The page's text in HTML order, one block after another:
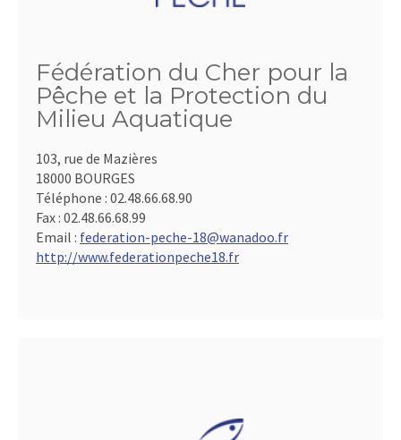
Fédération du Cher pour la
Pêche et la Protection du
Milieu Aquatique
103, rue de Mazières
18000 BOURGES
Téléphone : 02.48.66.68.90
Fax : 02.48.66.68.99
Email : federation-peche-18@wanadoo.fr
http://www.federationpeche18.fr